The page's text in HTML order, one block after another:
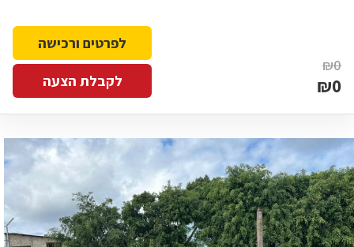
₪0
₪0
לפרטים ורכישה
לקבלת הצעה